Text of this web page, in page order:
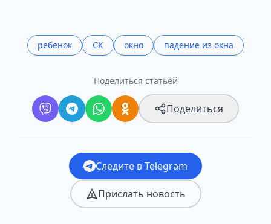
ребенок СК окно падение из окна
Поделиться статьёй
Поделиться
Следите в Telegram
Прислать новость